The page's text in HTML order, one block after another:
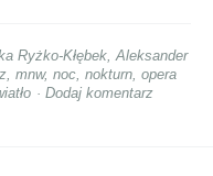
Ryżko-Kłębek,Aleksander
, mnw, noc, nokturn, opera
Dodaj komentarz